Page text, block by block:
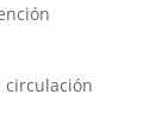
circulación